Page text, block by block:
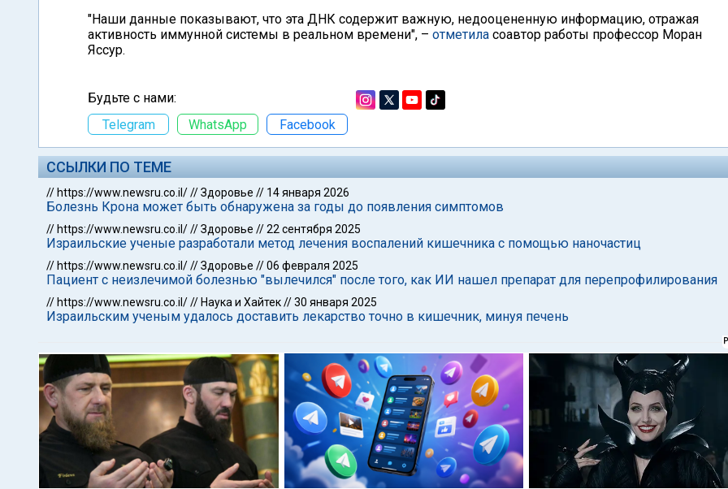
"Наши данные показывают, что эта ДНК содержит важную, недооцененную информацию, отражая
активность иммунной системы в реальном времени", – отметила соавтор работы профессор Моран
Яссур.
Будьте с нами:
Telegram
WhatsApp Facebook
ССЫЛКИ ПО ТЕМЕ
// https://www.newsru.co.il///Здоровье // 14 января 2026
Болезнь Крона может быть обнаружена за годы до появления симптомов
// https://www.newsru.co.il///Здоровье //22 сентября 2025
Израильские ученые разработали метод лечения воспалений кишечника с помощью наночастиц
// https://www.newsru.co.il///Здоровье //06 февраля 2025
Пациент с неизлечимой болезнью "вылечился" после того, как ИИ нашел препарат для перепрофилирования
// https://www.newsru.co.il/// Наука и Хайтек//30 января 2025
Израильским ученым удалось доставить лекарство точно в кишечник, минуя печень